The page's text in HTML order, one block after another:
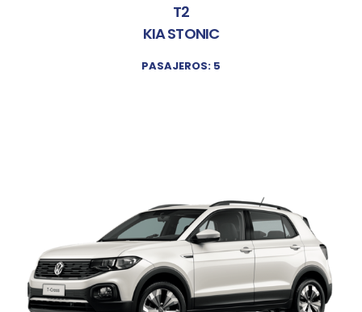
T2
KIA STONIC
PASAJEROS: 5